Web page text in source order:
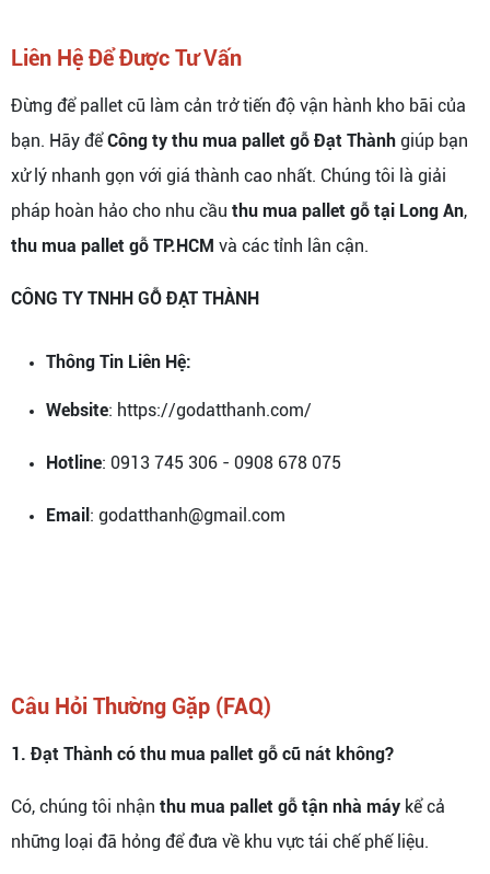
Liên Hệ Để Được Tư Vấn
Đừng để pallet cũ làm cản trở tiến độ vận hành kho bãi của
bạn. Hãy đểCông ty thu mua pallet gỗ Đạt Thành giúp bạn
xử lý nhanh gọn với giá thành cao nhất. Chúng tôi là giải
pháp hoàn hảo cho nhu cầu thu mua pallet gỗ tại Long An,
thu mua pallet gỗ TP.HCM và các tỉnh lân cận.
CÔNG TY TNHH GỖ ĐẠT THÀNH
Thông Tin Liên Hệ:
Website: https://godatthanh.com/
Hotline: 0913 745 306 - 0908 678 075
Email : godatthanh@gmail.com
Câu Hỏi Thường Gặp (FAQ)
1. Đạt Thành có thu mua pallet gỗ cũ nát không?
Có, chúng tôi nhận thu mua pallet gỗ tận nhà máy kể cả
những loại đã hỏng để đưa về khu vực tái chế phế liệu.